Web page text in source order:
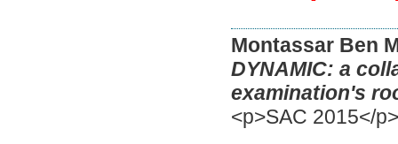
Montassar Ben
DYNAMIC: a
examination's
<p>SAC 2015</p>